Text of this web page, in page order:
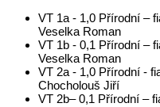
VT 1a - 1,0 Přírodní –
Veselka Roman
VT 1b - 0,1 Přírodní –
Veselka Roman
VT 2a - 1,0 Přírodní -
Chocholouš Jiří
VT 2b– 0,1 Přírodní –